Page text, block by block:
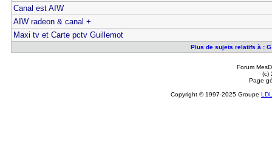
Canal est AIW
AIW radeon & canal +
Maxi tv et Carte pctv Guillemot
Plus de sujets relatifs à :
Forum
(c)
Page
Copyright © 1997-2025 Groupe